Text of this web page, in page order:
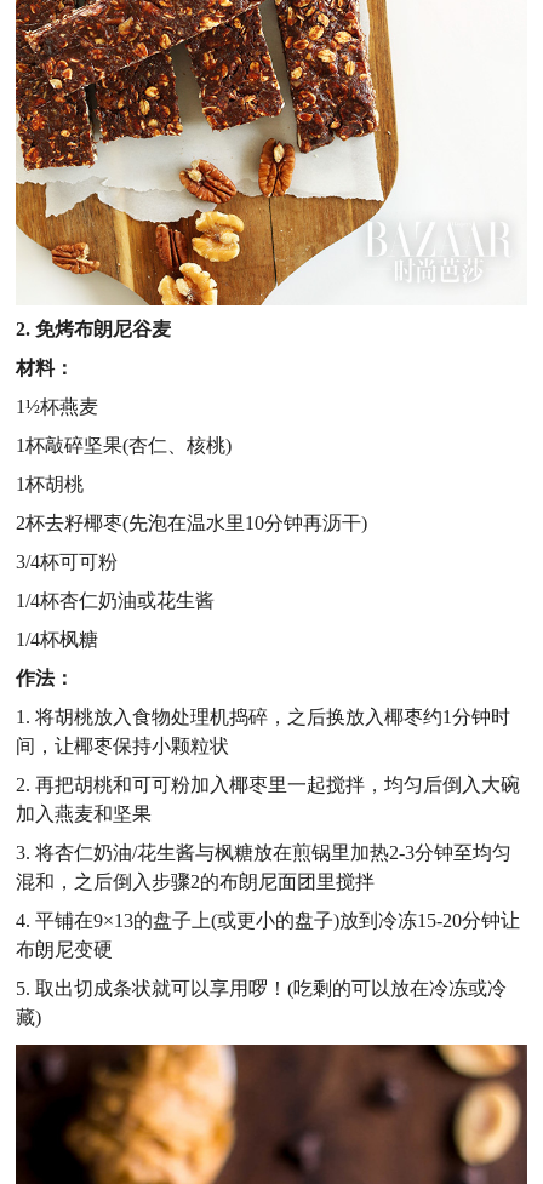
2. 免烤布朗尼谷麦
材料：
1½杯燕麦
1杯敲碎坚果(杏仁、核桃)
1杯胡桃
2杯去籽椰枣(先泡在温水里10分钟再沥干)
3/4杯可可粉
1/4杯杏仁奶油或花生酱
1/4杯枫糖
作法：
1. 将胡桃放入食物处理机捣碎，之后换放入椰枣约1分钟时
间，让椰枣保持小颗粒状
2. 再把胡桃和可可粉加入椰枣里一起搅拌，均匀后倒入大碗
加入燕麦和坚果
3. 将杏仁奶油/花生酱与枫糖放在煎锅里加热2-3分钟至均匀
混和，之后倒入步骤2的布朗尼面团里搅拌
4. 平铺在9×13的盘子上(或更小的盘子)放到冷冻15-20分钟让
布朗尼变硬
5. 取出切成条状就可以享用啰！(吃剩的可以放在冷冻或冷
藏)